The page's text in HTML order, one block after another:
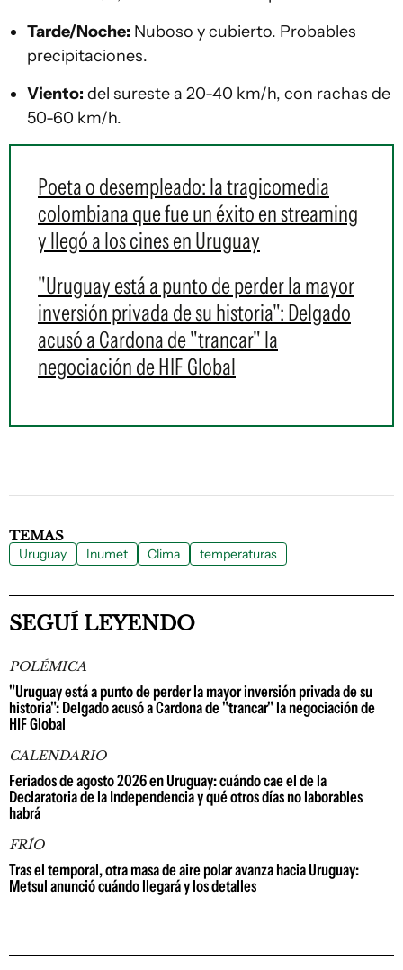
Tarde/Noche: Nuboso y cubierto. Probables
precipitaciones.
Viento: del sureste a 20-40 km/h, con rachas de
50-60 km/h.
Poeta o desempleado: la tragicomedia
colombiana que fue un éxito en streaming
y llegó a los cines en Uruguay
"Uruguay está a punto de perder la mayor
inversión privada de su historia": Delgado
acusó a Cardona de "trancar" la
negociación de HIF Global
TEMAS
Uruguay Inumet Clima temperaturas
SEGUÍ LEYENDO
POLÉMICA
"Uruguay está a punto de perder la mayor inversión privada de su
historia": Delgado acusó a Cardona de "trancar" la negociación de
HIF Global
CALENDARIO
Feriados de agosto 2026 en Uruguay: cuándo cae el de la
Declaratoria de la Independencia y qué otros días no laborables
habrá
FRÍO
Tras el temporal, otra masa de aire polar avanza hacia Uruguay:
Metsul anunció cuándo llegará y los detalles